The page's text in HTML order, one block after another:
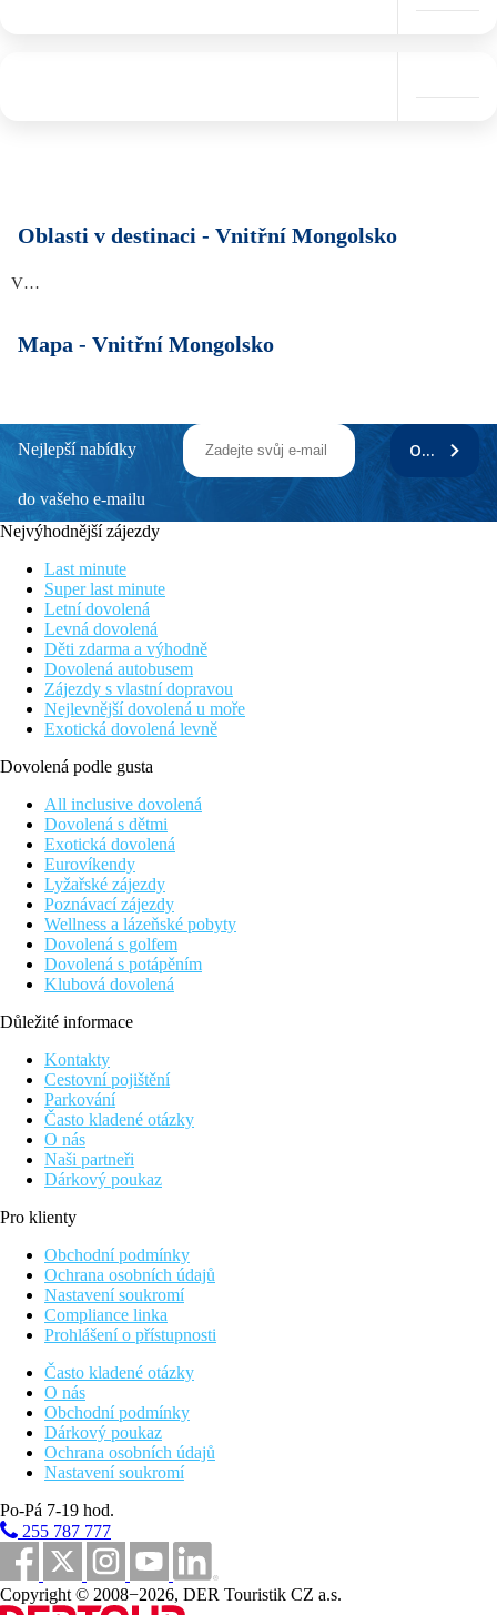
Oblasti v destinaci - Vnitřní Mongolsko
Vnitřní Mongolsko
Mapa - Vnitřní Mongolsko
Nejlepší nabídky
do vašeho e-mailu
ODEBÍRAT
Nejvýhodnější zájezdy
Last minute
Super last minute
Letní dovolená
Levná dovolená
Děti zdarma a výhodně
Dovolená autobusem
Zájezdy s vlastní dopravou
Nejlevnější dovolená u moře
Exotická dovolená levně
Dovolená podle gusta
All inclusive dovolená
Dovolená s dětmi
Exotická dovolená
Eurovíkendy
Lyžařské zájezdy
Poznávací zájezdy
Wellness a lázeňské pobyty
Dovolená s golfem
Dovolená s potápěním
Klubová dovolená
Důležité informace
Kontakty
Cestovní pojištění
Parkování
Často kladené otázky
O nás
Naši partneři
Dárkový poukaz
Pro klienty
Obchodní podmínky
Ochrana osobních údajů
Nastavení soukromí
Compliance linka
Prohlášení o přístupnosti
Často kladené otázky
O nás
Obchodní podmínky
Dárkový poukaz
Ochrana osobních údajů
Nastavení soukromí
Po-Pá 7-19 hod.
255 787 777
Copyright © 2008−2026, DER Touristik CZ a.s.